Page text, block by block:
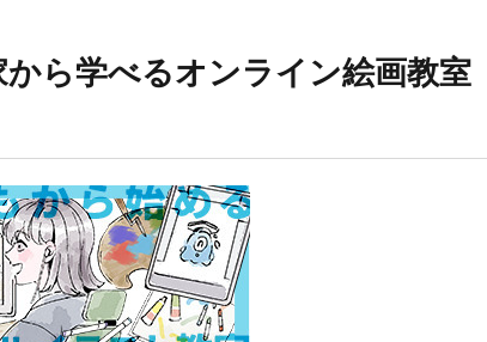
ら学べるオンライン絵画教室